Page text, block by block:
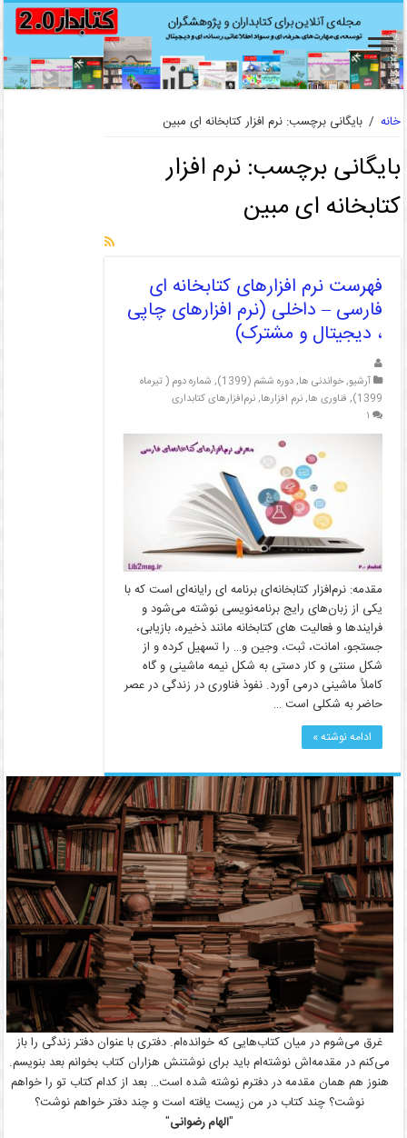
خانه / بایگانی برچسب: نرم افزار کتابخانه ای مبین
بایگانی برچسب: نرم افزار
کتابخانه ای مبین
فهرست نرم افزارهای کتابخانه ای
فارسی – داخلی (نرم افزارهای چاپی
، دیجیتال و مشترک)
آرشیو,خواندنی ها,دوره ششم (1399) , شماره دوم ( تیرماه
1399)
, فناوری ها,نرم افزارها,نرم‌افزارهای کتابداری
۱
مقدمه: نرم‌افزار کتابخانه‌ای برنامه ­ای رایانه‌ای است که با
یکی از زبان‌های رایج برنامه‌نویسی نوشته می‌شود و
فرایندها و فعالیت ­های کتابخانه مانند ذخیره، بازیابی،
جستجو، امانت، ثبت، وجین و… را تسهیل کرده و از
شکل سنتی و کار دستی به شکل نیمه ماشینی و گاه
کاملاً ماشینی درمی ­آورد. نفوذ فناوری در زندگی در عصر
حاضر به شکلی است …
ادامه نوشته »
غرق می‌شوم در میان کتاب‌هایی که خوانده‌ام. دفتری با عنوان دفتر زندگی را باز
می‌کنم در مقدمه‌اش نوشته‌ام باید برای نوشتنش هزاران کتاب بخوانم بعد بنویسم.
هنوز هم همان مقدمه در دفترم نوشته شده است… بعد از کدام کتاب تو را خواهم
نوشت؟ چند کتاب در من زیست یافته است و چند دفتر خواهم نوشت؟
"الهام رضوانی"